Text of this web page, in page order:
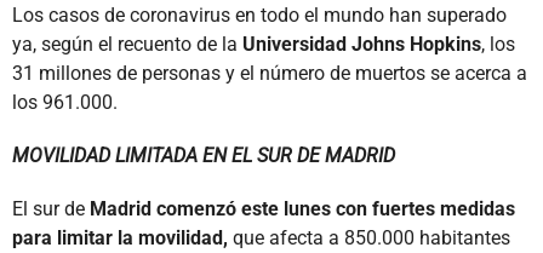
Los casos de coronavirus en todo el mundo han superado
ya, según el recuento de la Universidad Johns Hopkins, los
31 millones de personas y el número de muertos se acerca a
los 961.000.
MOVILIDAD LIMITADA EN EL SUR DE MADRID
El sur de Madrid comenzó este lunes con fuertes medidas
para limitar la movilidad, que afecta a 850.000 habitantes